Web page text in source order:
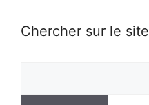
Chercher sur le site